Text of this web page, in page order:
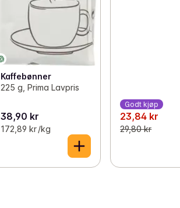
Kaffebønner
225 g, Prima Lavpris
38,90 kr
172,89 kr /kg
Godt kjøp
23,84 kr
29,80 kr